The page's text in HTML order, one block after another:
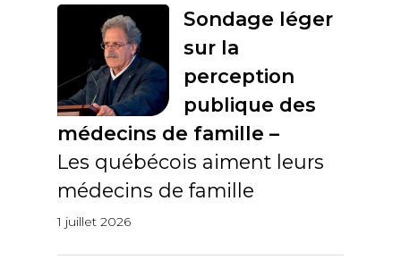
Sondage léger
sur la
perception
publique des
médecins de famille –
Les québécois aiment leurs
médecins de famille
1 juillet 2026